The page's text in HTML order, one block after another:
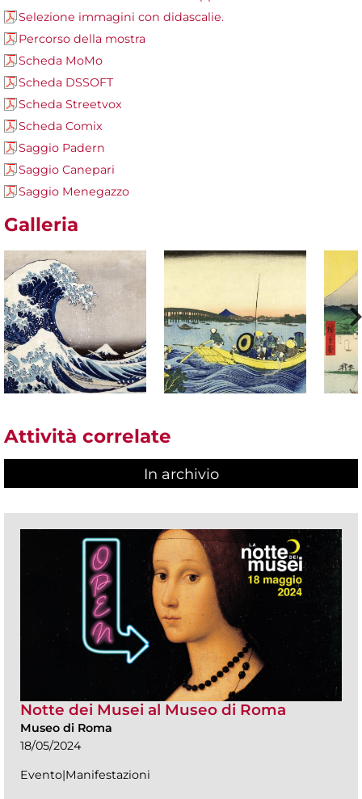
Selezione immagini con didascalie.
Percorso della mostra
Scheda MoMo
Scheda DSSOFT
Scheda Streetvox
Scheda Comix
Saggio Padern
Saggio Canepari
Saggio Menegazzo
Galleria
Attività correlate
In archivio
Notte dei Musei al Museo di Roma
Museo di Roma
18/05/2024
Evento|Manifestazioni